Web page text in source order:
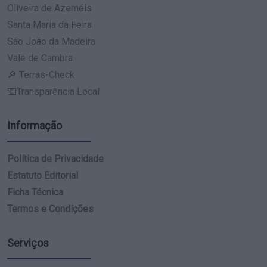
Oliveira de Azeméis
Santa Maria da Feira
São João da Madeira
Vale de Cambra
🔎 Terras-Check
💶Transparência Local
Informação
Política de Privacidade
Estatuto Editorial
Ficha Técnica
Termos e Condições
Serviços